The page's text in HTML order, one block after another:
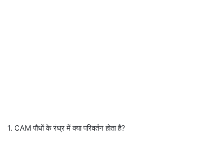
1. CAM पौधों के रंध्र में क्या परिवर्तन होता है?